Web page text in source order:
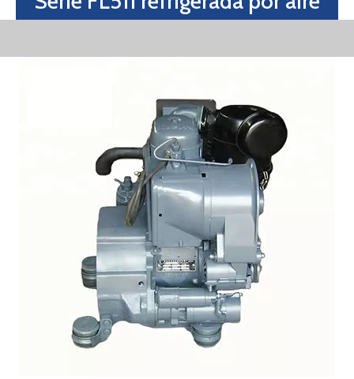
Serie FL511 refrigerada por aire